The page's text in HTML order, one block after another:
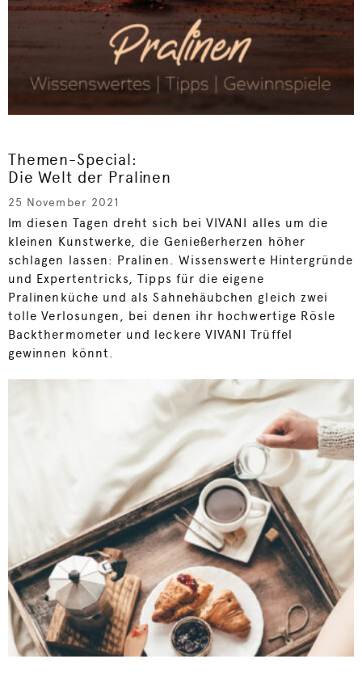
Themen-Special:
Die Welt der Pralinen
25 November 2021
Im diesen Tagen dreht sich bei VIVANI alles um die
kleinen Kunstwerke, die Genießerherzen höher
schlagen lassen: Pralinen. Wissenswerte Hintergründe
und Expertentricks, Tipps für die eigene
Pralinenküche und als Sahnehäubchen gleich zwei
tolle Verlosungen, bei denen ihr hochwertige Rösle
Backthermometer und leckere VIVANI Trüffel
gewinnen könnt.